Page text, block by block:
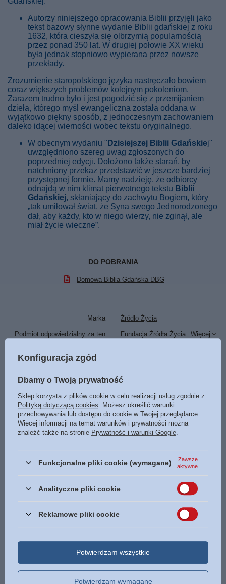
Autorzy niniejszego opracowania Biblii przyjęli jako
tekst bazowy słynne wydanie Biblii gdańskiej z roku
1632, która cieszyła się olbrzymią popularnością
przez ponad 350 lat. W drugiej połowie XX wieku
była jednak stopniowo wypierana przez nowsze
przekłady.
Zrozumienie staropolskiego języka nastręczało bowiem
coraz większych problemów kolejnym pokoleniom.
Zarazem trudno było i jest pogodzić się z przemijaniem
dzieła, którego myśl ewangeliczna została oddana w
wyjątkowo piękny sposób, z jednoczesnym zachowaniem
daleko idącej wierności wobec tekstu oryginalnego.
W obecnym wydaniu " Dzisiejszej Biblii Gdańskiej"
uwzględniono szereg uwag zgłoszonych do
poprzedniej edycji. Dołożono także starań, by
natchniony przekaz przedstawić w jeszcze bardziej
przystępnej formie. Mamy nadzieję, że odbiorcy
odnajdą w nim klimat pierwotnego tekstu Biblii
Gdańskiej, skłaniający do zachwytu Bogiem, który
„tak umiłował świat, że Syna swego Jednorodzonego
dał, aby każdy, kto w niego wierzy, nie zginął, ale
miał życie wieczne”.
DO POBRANIA
Domowa Biblia Gdańska DBG
Marka Źródło Życia
Podmiot odpowiedzialny za ten
Fundacja Żródła Życia Więcej
Symbol
Oprawa miękka Więcej
Liczba stron 1152
ISBN Więcej 9788366434448
Paginatory małe - kwiaty jasne 01
Torba prezentowa Opakowanie ozdobne torby torebki
4,00 zł / szt.
Konfiguracja zgód
Dbamy o Twoją prywatność
Sklep korzysta z plików cookie w celu realizacji usług zgodnie z
Polityką dotyczącą cookies . Możesz określić warunki
przechowywania lub dostępu do cookie w Twojej przeglądarce.
Więcej informacji na temat warunków i prywatności można
znaleźć także na stronie Prywatność i warunki Google
Funkcjonalne pliki cookie (wymagane)
Zawsze
aktywne
Analityczne pliki cookie
Reklamowe pliki cookie
Potwierdzam wymagane
Potwierdzam wszystkie